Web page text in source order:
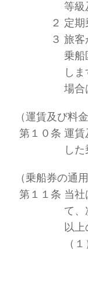
等級
２ 定期
３ 旅客
乗船
し
場合
（運賃及び料
第１０条 運賃
し
（乗船券の通
第１１条 当社
て、
以
（１